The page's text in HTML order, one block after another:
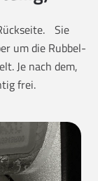
Sie
um die Rubbel-
Je nach dem,
frei.